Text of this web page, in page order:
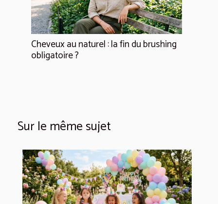
Cheveux au naturel : la fin du brushing
obligatoire ?
Sur le même sujet